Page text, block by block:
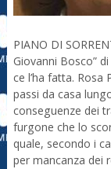
PIANO DI
Giovanni Bosco”
ce l’ha fatta. Rosa
passi da casa
conseguenze dei
furgone che lo
quale, secondo i
per mancanza dei